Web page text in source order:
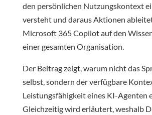
den persönlichen Nutzungskontext
versteht und daraus Aktionen
Microsoft 365 Copilot auf den
einer gesamten Organisation.
Der Beitrag zeigt, warum nicht das
selbst, sondern der verfügbare
Leistungsfähigkeit eines KI-Agenten
Gleichzeitig wird erläutert, weshalb